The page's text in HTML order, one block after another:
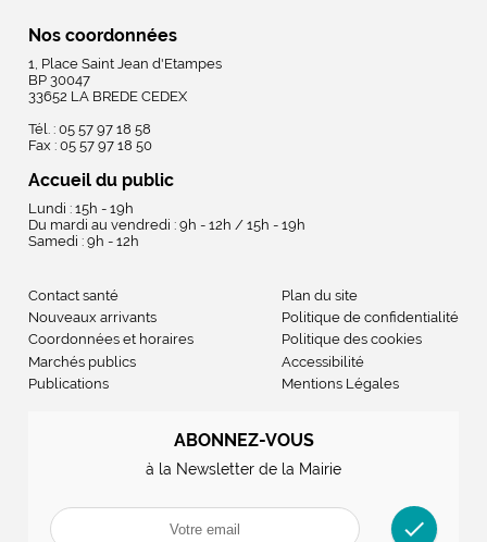
Nos coordonnées
1, Place Saint Jean d'Etampes
BP 30047
33652 LA BREDE CEDEX
Tél. : 05 57 97 18 58
Fax : 05 57 97 18 50
Accueil du public
Lundi : 15h - 19h
Du mardi au vendredi : 9h - 12h / 15h - 19h
Samedi : 9h - 12h
Contact santé
Nouveaux arrivants
Coordonnées et horaires
Marchés publics
Publications
Plan du site
Politique de confidentialité
Politique des cookies
Accessibilité
Mentions Légales
ABONNEZ-VOUS
à la Newsletter de la Mairie
check